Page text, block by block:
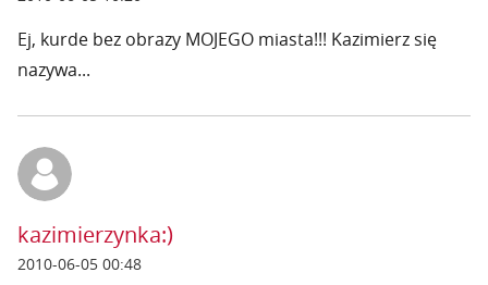
Ej, kurde bez obrazy MOJEGO miasta!!! Kazimierz się
nazywa...
kazimierzynka:)
2010-06-05 00:48